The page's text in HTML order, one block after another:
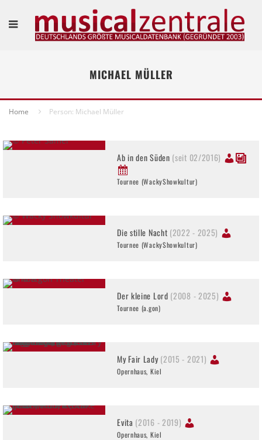
MICHAEL MÜLLER
Home Person: Michael Müller
Ab in den Süden (seit 02/2016)
Tournee (WackyShowkultur)
Die stille Nacht (2022 - 2025)
Tournee (WackyShowkultur)
Der kleine Lord (2008 - 2025)
Tournee (a.gon)
My Fair Lady(2015 - 2021)
Opernhaus, Kiel
Evita (2016 - 2019)
Opernhaus, Kiel